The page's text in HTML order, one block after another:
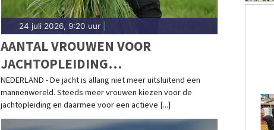
24 juli 2026, 9:20 uur|
AANTAL VROUWEN VOOR
JACHTOPLEIDING
VERDRIEVOUDIGD
NEDERLAND - De jacht is allang niet meer uitsluitend een
mannenwereld. Steeds meer vrouwen kiezen voor de
jachtopleiding en daarmee voor een actieve [...]